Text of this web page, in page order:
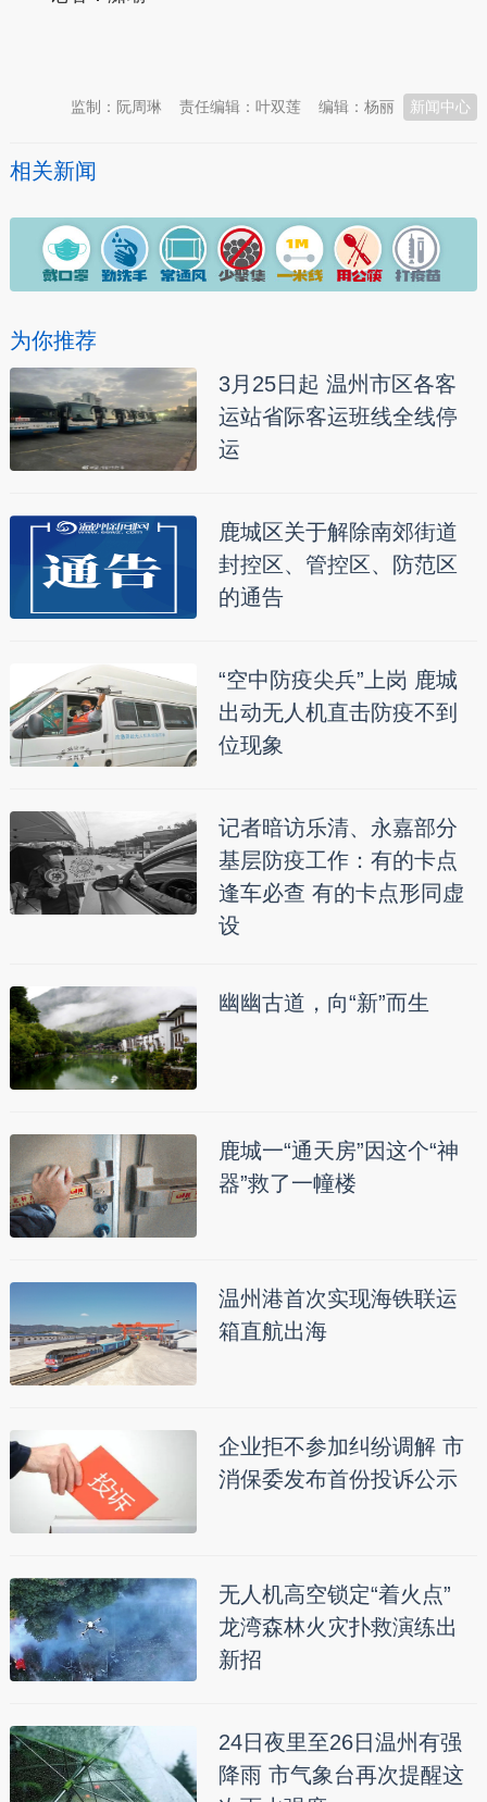
新闻中心
编辑：杨丽
责任编辑：叶双莲
监制：阮周琳
相关新闻
为你推荐
3月25日起 温州市区各客
运站省际客运班线全线停
运
鹿城区关于解除南郊街道
封控区、管控区、防范区
的通告
“空中防疫尖兵”上岗 鹿城
出动无人机直击防疫不到
位现象
记者暗访乐清、永嘉部分
基层防疫工作：有的卡点
逢车必查 有的卡点形同虚
设
幽幽古道，向“新”而生
鹿城一“通天房”因这个“神
器”救了一幢楼
温州港首次实现海铁联运
箱直航出海
企业拒不参加纠纷调解 市
消保委发布首份投诉公示
无人机高空锁定“着火点”
龙湾森林火灾扑救演练出
新招
24日夜里至26日温州有强
降雨 市气象台再次提醒这